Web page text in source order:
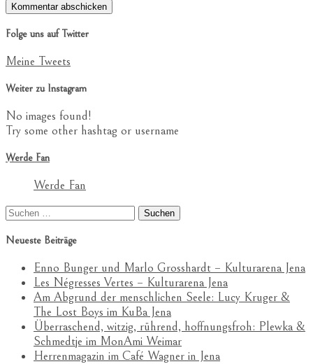
Folge uns auf Twitter
Meine Tweets
Weiter zu Instagram
No images found!
Try some other hashtag or username
Werde Fan
Werde Fan
Suchen
Neueste Beiträge
Enno Bunger und Marlo Grosshardt – Kulturarena Jena
Les Négresses Vertes – Kulturarena Jena
Am Abgrund der menschlichen Seele: Lucy Kruger &
The Lost Boys im KuBa Jena
Überraschend, witzig, rührend, hoffnungsfroh: Plewka &
Schmedtje im MonAmi Weimar
Herrenmagazin im Café Wagner in Jena